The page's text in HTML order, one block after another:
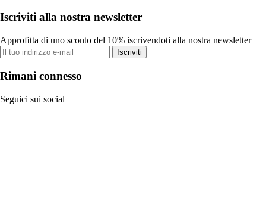
Iscriviti alla nostra newsletter
Approfitta di uno sconto del 10% iscrivendoti alla nostra newsletter
Iscriviti
Rimani connesso
Seguici sui social